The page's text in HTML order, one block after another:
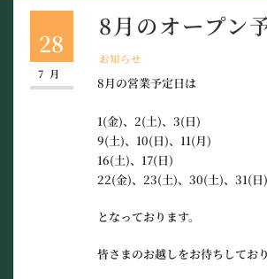
28
7月
8月のオープン
お知らせ
8月の営業予定日は
1(金)、2(土)、3(日)
9(土)、10(日)、11(月)
16(土)、17(日)
22(金)、23(土)、30(土)、31(日)
となっております。
皆さまのお越しをお待ちしており